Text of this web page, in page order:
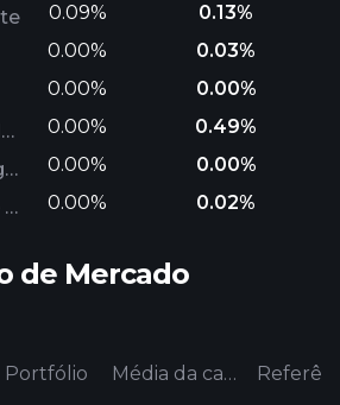
0.09%
0.13%
0.00%
0.03%
0.00%
0.00%
Ásia Desenvolvida
0.00%
0.49%
Europa Emergente
0.00%
0.00%
África/Oriente Médio
0.00% 0.02%
de Mercado
Portfólio Média da categoria